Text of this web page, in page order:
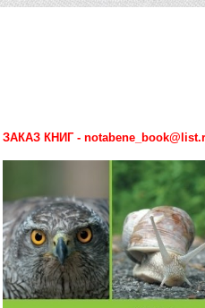
ЗАКАЗ КНИГ -